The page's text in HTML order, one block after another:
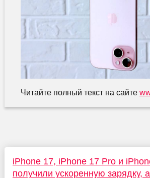
Читайте полный текст на сайте
iPhone 17, iPhone 17 Pro и
получили ускоренную зарядку,